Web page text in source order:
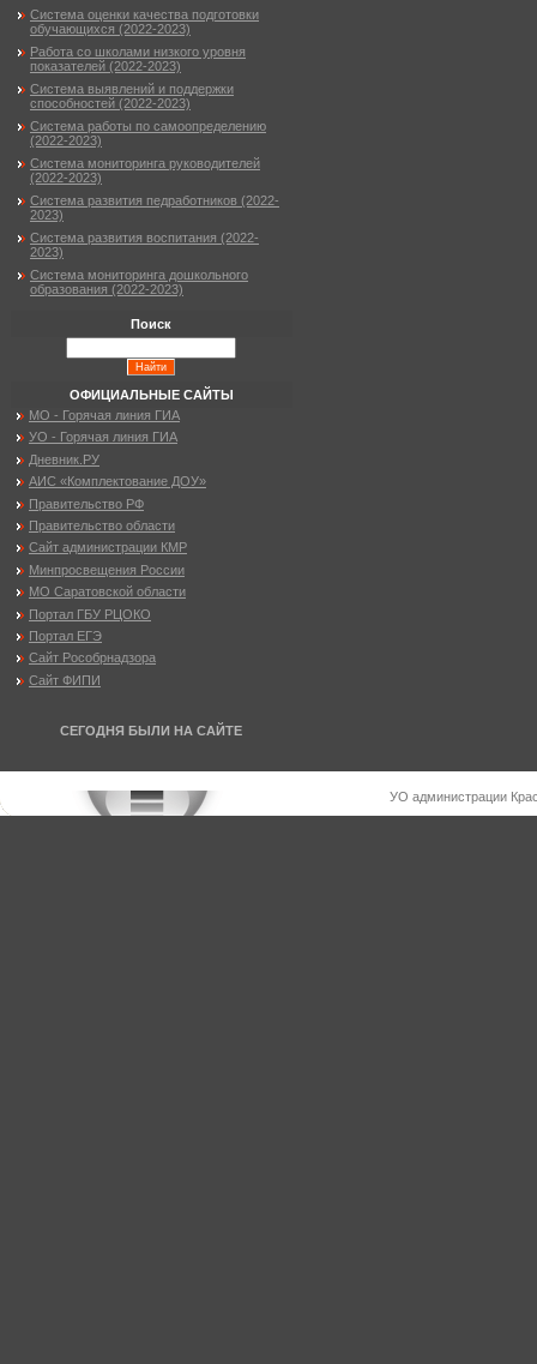
Система оценки качества подготовки
обучающихся (2022-2023)
Работа со школами низкого уровня
показателей (2022-2023)
Система выявлений и поддержки
способностей (2022-2023)
Система работы по самоопределению
(2022-2023)
Система мониторинга руководителей
(2022-2023)
Система развития педработников (2022-
2023)
Система развития воспитания (2022-
2023)
Система мониторинга дошкольного
образования (2022-2023)
Поиск
ОФИЦИАЛЬНЫЕ САЙТЫ
МО - Горячая линия ГИА
УО - Горячая линия ГИА
Дневник.РУ
АИС «Комплектование ДОУ»
Правительство РФ
Правительство области
Сайт администрации КМР
Минпросвещения России
МО Саратовской области
Портал ГБУ РЦОКО
Портал ЕГЭ
Сайт Рособрнадзора
Сайт ФИПИ
СЕГОДНЯ БЫЛИ НА САЙТЕ
УО администрации